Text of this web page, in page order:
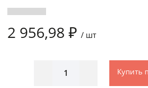
2 956,98 ₽ / шт
Купить